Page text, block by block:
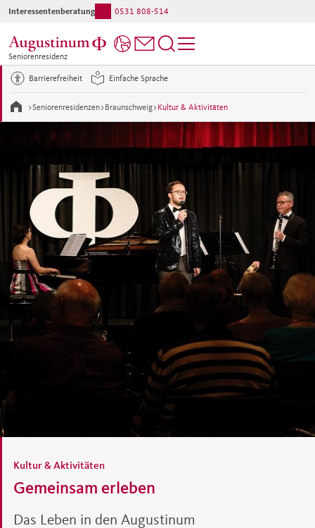
Seniorenresidenz
Braunschweig
Interessentenberatung: 0531 808-514
Ihr direkter Kontakt ins Haus: 0531 808-0
>Seniorenresidenzen> Braunschweig> Kultur & Aktivitäten
Barrierefreiheit Einfache Sprache
Gemeinsam erleben
Kultur & Aktivitäten
Das Leben in den Augustinum